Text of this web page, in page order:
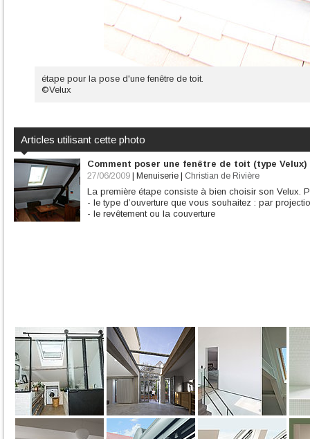
étape pour la pose d'une fenêtre de toit.
©Velux
Articles utilisant cette photo
Comment poser une fenêtre de toit (type Velux)
27/06/2009 Menuiserie Christian de Rivière
La première étape consiste à bien choisir son Velux.
- le type d’ouverture que vous souhaitez : par
- le revêtement ou la couverture